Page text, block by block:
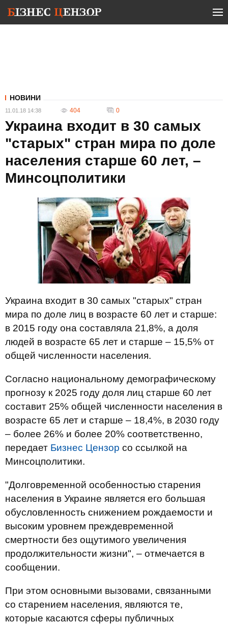
НОВИНИ
11.01.18 14:38 404 0
Украина входит в 30 самых
"старых" стран мира по доле
населения старше 60 лет, –
Минсоцполитики
Украина входит в 30 самых "старых" стран
мира по доле лиц в возрасте 60 лет и старше:
в 2015 году она составляла 21,8%, а доля
людей в возрасте 65 лет и старше – 15,5% от
общей численности населения.
Согласно национальному демографическому
прогнозу к 2025 году доля лиц старше 60 лет
составит 25% общей численности населения в
возрасте 65 лет и старше – 18,4%, в 2030 году
– более 26% и более 20% соответственно,
передает Бизнес Цензор со ссылкой на
Минсоцполитики.
"Долговременной особенностью старения
населения в Украине является его большая
обусловленность снижением рождаемости и
высоким уровнем преждевременной
смертности без ощутимого увеличения
продолжительности жизни", – отмечается в
сообщении.
При этом основными вызовами, связанными
со старением населения, являются те,
которые касаются сферы публичных